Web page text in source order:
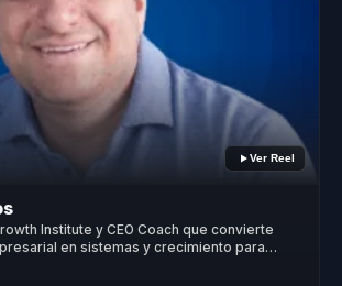
Ver Reel
Institute y CEO Coach que convierte
en sistemas y crecimiento para